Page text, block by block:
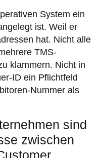
System ein
ist. Weil er
hat. Nicht alle
TMS-
klammern. Nicht in
ID ein Pflichtfeld
Nummer als
sind
zwischen